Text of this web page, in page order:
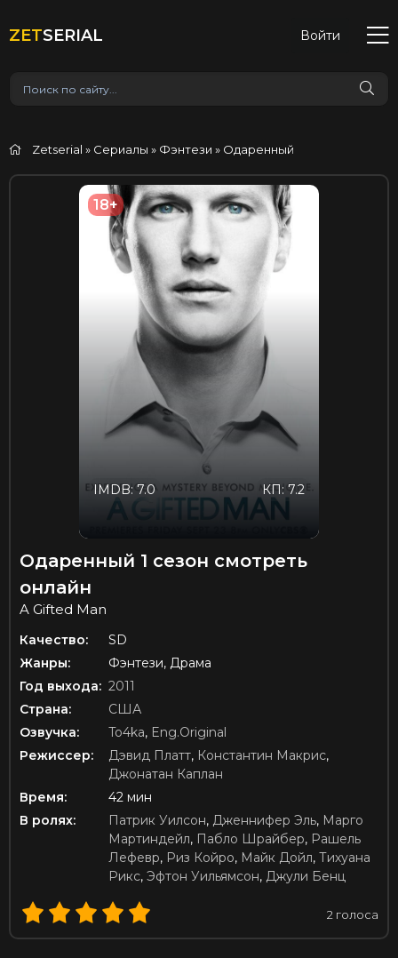
ZETSERIAL Войти
Zetserial » Сериалы » Фэнтези » Одаренный
18+
КП: 7.2
IMDB: 7.0
Одаренный 1 сезон смотреть
онлайн
A Gifted Man
Качество:
SD
Жанры:
Фэнтези, Драма
Год выхода: 2011
Страна:
США
Озвучка:
To4ka, Eng.Original
Режиссер:
Дэвид Платт, Константин Макрис,
Джонатан Каплан
Время:
42 мин
В ролях:
Патрик Уилсон, Дженнифер Эль, Марго
Мартиндейл, Пабло Шрайбер, Рашель
Лефевр, Риз Койро, Майк Дойл, Тихуана
Рикс, Эфтон Уильямсон, Джули Бенц
2 голоса